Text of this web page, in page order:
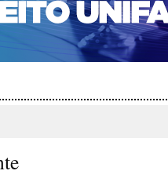
>n. 134 (2011)